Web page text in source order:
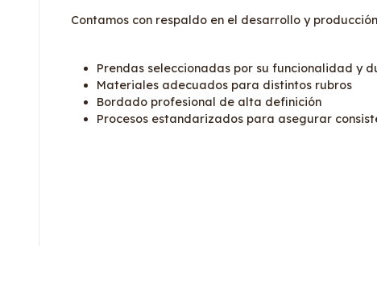
Contamos con respaldo en el desarrollo y
Prendas seleccionadas por su funcionalidad y
Materiales adecuados para distintos rubros
Bordado profesional de alta definición
Procesos estandarizados para asegurar